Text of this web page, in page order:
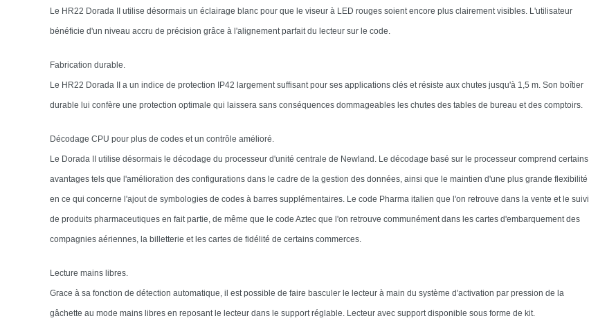
Le HR22 Dorada II utilise désormais un éclairage blanc pour que le viseur à LED rouges soient encore plus clairement visibles. L'utilisateur
bénéficie d'un niveau accru de précision grâce à l'alignement parfait du lecteur sur le code.
Fabrication durable.
Le HR22 Dorada II a un indice de protection IP42 largement suffisant pour ses applications clés et résiste aux chutes jusqu'à 1,5 m. Son boîtier
durable lui confère une protection optimale qui laissera sans conséquences dommageables les chutes des tables de bureau et des comptoirs.
Décodage CPU pour plus de codes et un contrôle amélioré.
Le Dorada II utilise désormais le décodage du processeur d'unité centrale de Newland. Le décodage basé sur le processeur comprend certains
avantages tels que l'amélioration des configurations dans le cadre de la gestion des données, ainsi que le maintien d'une plus grande flexibilité
en ce qui concerne l'ajout de symbologies de codes à barres supplémentaires. Le code Pharma italien que l'on retrouve dans la vente et le suivi
de produits pharmaceutiques en fait partie, de même que le code Aztec que l'on retrouve communément dans les cartes d'embarquement des
compagnies aériennes, la billetterie et les cartes de fidélité de certains commerces.
Lecture mains libres.
Grace à sa fonction de détection automatique, il est possible de faire basculer le lecteur à main du système d'activation par pression de la
gâchette au mode mains libres en reposant le lecteur dans le support réglable. Lecteur avec support disponible sous forme de kit.